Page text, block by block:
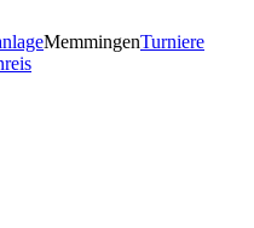
MemmingenTurniere